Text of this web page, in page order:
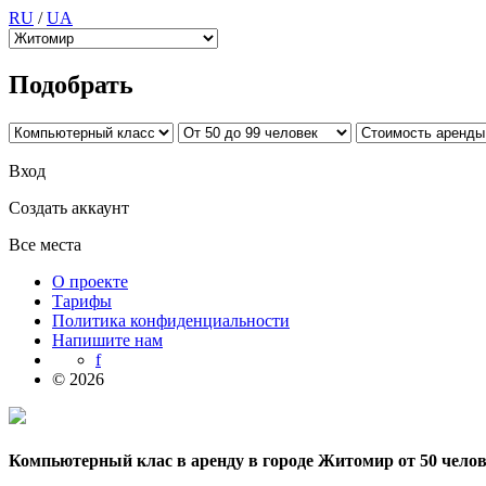
RU /UA
Подобрать
Вход
Создать аккаунт
Все места
О проекте
Тарифы
Политика конфиденциальности
Напишите нам
f
© 2026
Компьютерный клас в аренду в городе Житомир от 50